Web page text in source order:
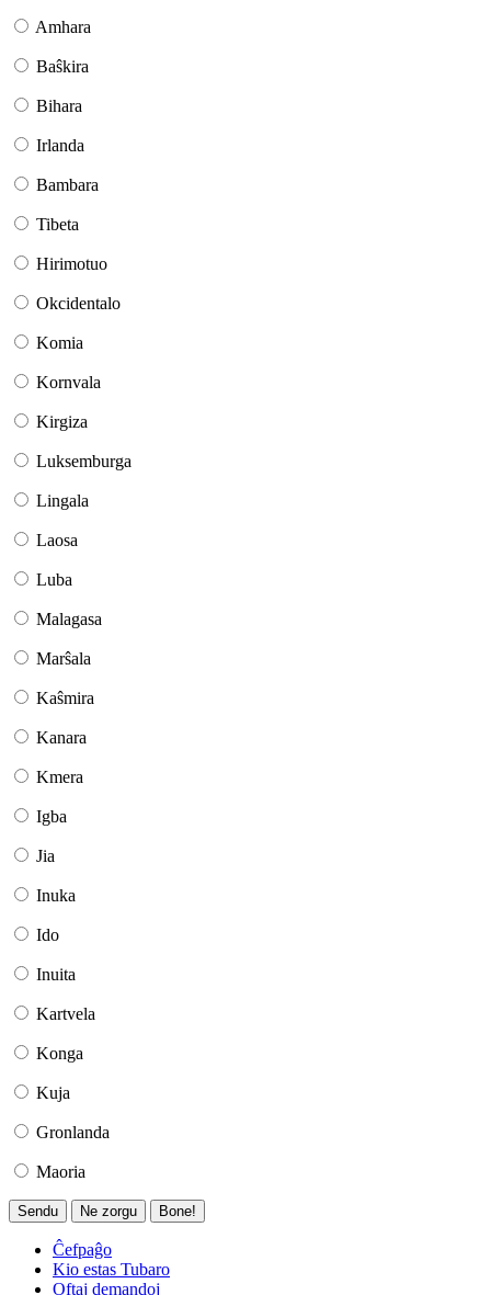
Amhara
Baŝkira
Bihara
Irlanda
Bambara
Tibeta
Hirimotuo
Okcidentalo
Komia
Kornvala
Kirgiza
Luksemburga
Lingala
Laosa
Luba
Malagasa
Marŝala
Kaŝmira
Kanara
Kmera
Igba
Jia
Inuka
Ido
Inuita
Kartvela
Konga
Kuja
Gronlanda
Maoria
Sendu Ne zorgu Bone!
Ĉefpaĝo
Kio estas Tubaro
Oftaj demandoj